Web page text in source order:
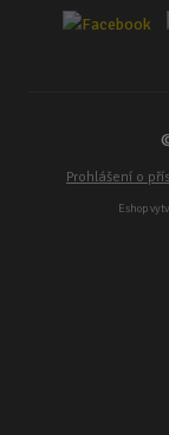
Prohlášení o
Eshop